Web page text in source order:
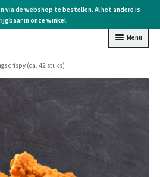
via de webshop te bestellen. Al het andere is
in onze winkel.
Menu
crispy (ca. 42 stuks)